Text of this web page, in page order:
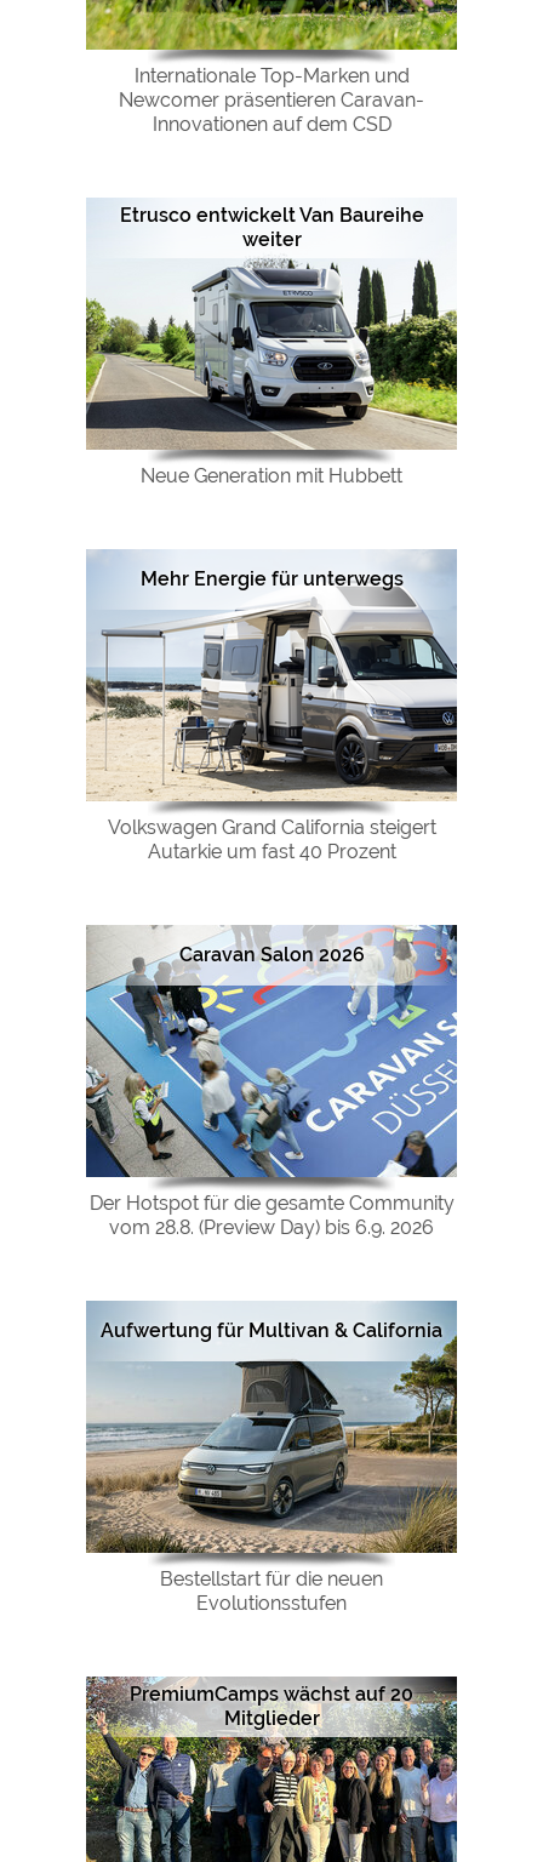
Internationale Top-Marken und
Newcomer präsentieren Caravan-
Innovationen auf dem CSD
Etrusco entwickelt Van Baureihe
weiter
Neue Generation mit Hubbett
Mehr Energie für unterwegs
Volkswagen Grand California steigert
Autarkie um fast 40 Prozent
Caravan Salon 2026
Der Hotspot für die gesamte Community
vom 28.8. (Preview Day) bis 6.9. 2026
Aufwertung für Multivan & California
Bestellstart für die neuen
Evolutionsstufen
PremiumCamps wächst auf 20
Mitglieder